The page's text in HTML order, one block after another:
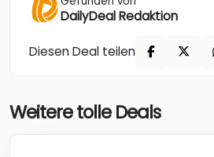
DailyDeal Redaktion
Diesen Deal teilen
Weitere tolle Deals